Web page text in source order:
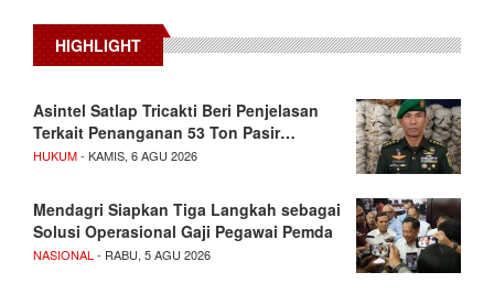
HIGHLIGHT
Asintel Satlap Tricakti Beri Penjelasan
Terkait Penanganan 53 Ton Pasir…
HUKUM- KAMIS, 6 AGU 2026
Mendagri Siapkan Tiga Langkah sebagai
Solusi Operasional Gaji Pegawai Pemda
NASIONAL - RABU, 5 AGU 2026